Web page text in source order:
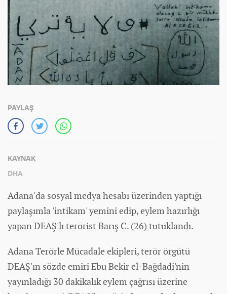
PAYLAŞ
KAYNAK
DHA
Adana'da sosyal medya hesabı üzerinden yaptığı
paylaşımla 'intikam' yemini edip, eylem hazırlığı
yapan DEAŞ'lı terörist Barış C. (26) tutuklandı.
Adana Terörle Mücadale ekipleri, terör örgütü
DEAŞ'ın sözde emiri Ebu Bekir el-Bağdadi'nin
yayınladığı 30 dakikalık eylem çağrısı üzerine